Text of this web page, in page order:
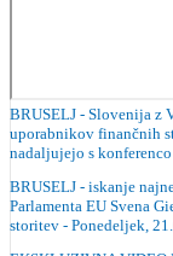
BRUSELJ - Slovenija z
uporabnikov finančnih
nadaljujejo s
BRUSELJ - iskanje
Parlamenta EU Svena
storitev - Ponedeljek,